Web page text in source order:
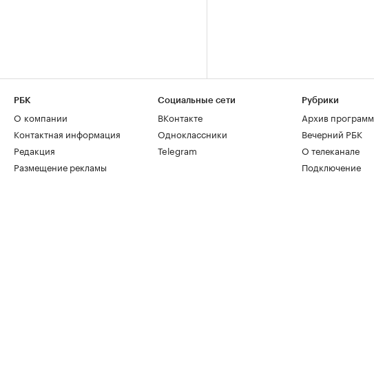
РБК
О компании
Контактная информация
Редакция
Размещение рекламы
Социальные сети
ВКонтакте
Одноклассники
Telegram
Рубрики
Архив программ
Вечерний РБК
О телеканале
Подключение